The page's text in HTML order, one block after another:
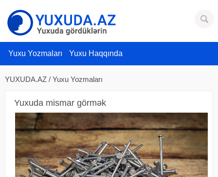
Yuxu Yozmaları Yuxu Haqqında
YUXUDA.AZ / Yuxu Yozmaları
Yuxuda mismar görmək